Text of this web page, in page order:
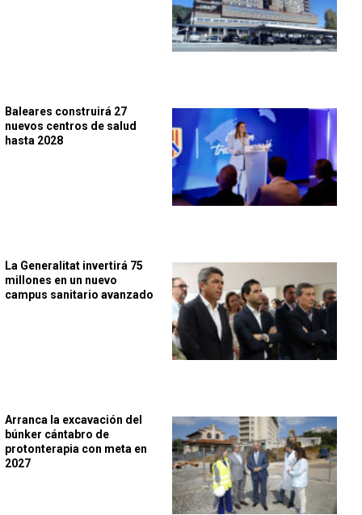
Baleares construirá 27
nuevos centros de salud
hasta 2028
La Generalitat invertirá 75
millones en un nuevo
campus sanitario avanzado
Arranca la excavación del
búnker cántabro de
protonterapia con meta en
2027